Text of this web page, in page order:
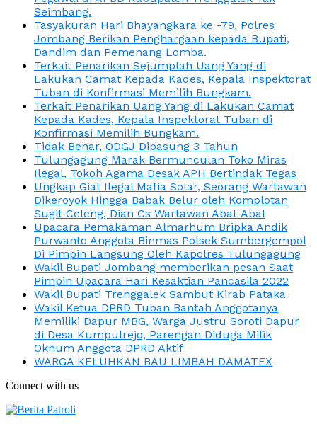
Seimbang.
Tasyakuran Hari Bhayangkara ke -79, Polres
Jombang Berikan Penghargaan kepada Bupati,
Dandim dan Pemenang Lomba.
Terkait Penarikan Sejumplah Uang Yang di
Lakukan Camat Kepada Kades, Kepala Inspektorat
Tuban di Konfirmasi Memilih Bungkam.
Terkait Penarikan Uang Yang di Lakukan Camat
Kepada Kades, Kepala Inspektorat Tuban di
Konfirmasi Memilih Bungkam.
Tidak Benar, ODGJ Dipasung 3 Tahun
Tulungagung Marak Bermunculan Toko Miras
Ilegal, Tokoh Agama Desak APH Bertindak Tegas
Ungkap Giat Ilegal Mafia Solar, Seorang Wartawan
Dikeroyok Hingga Babak Belur oleh Komplotan
Sugit Celeng, Dian Cs Wartawan Abal-Abal
Upacara Pemakaman Almarhum Bripka Andik
Purwanto Anggota Binmas Polsek Sumbergempol
Di Pimpin Langsung Oleh Kapolres Tulungagung
Wakil Bupati Jombang memberikan pesan Saat
Pimpin Upacara Hari Kesaktian Pancasila 2022
Wakil Bupati Trenggalek Sambut Kirab Pataka
Wakil Ketua DPRD Tuban Bantah Anggotanya
Memiliki Dapur MBG, Warga Justru Soroti Dapur
di Desa Kumpulrejo, Parengan Diduga Milik
Oknum Anggota DPRD Aktif
WARGA KELUHKAN BAU LIMBAH DAMATEX
Connect with us